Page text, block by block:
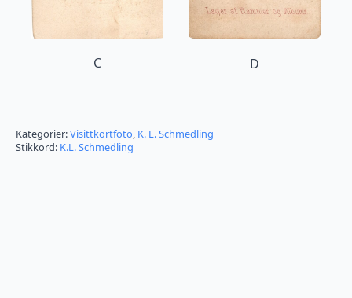
C D
Kategorier:Visittkortfoto, K. L. Schmedling
Stikkord: K.L. Schmedling